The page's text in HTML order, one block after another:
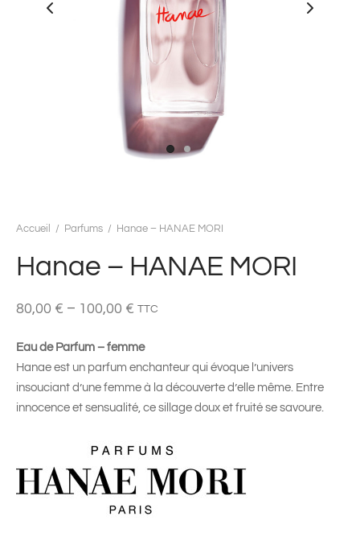
Accueil / Parfums / Hanae – HANAE MORI
Hanae – HANAE MORI
80,00 € – 100,00 € TTC
Eau de Parfum – femme
Hanae est un parfum enchanteur qui évoque l’univers
insouciant d’une femme à la découverte d’elle même. Entre
innocence et sensualité, ce sillage doux et fruité se savoure.